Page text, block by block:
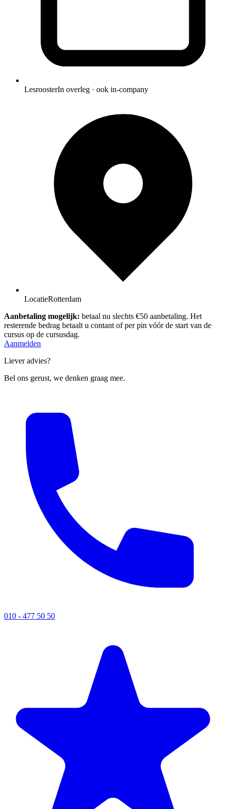
LesroosterIn overleg · ook in-company
LocatieRotterdam
Aanbetaling mogelijk: betaal nu slechts €50 aanbetaling. Het
resterende bedrag betaalt u contant of per pin vóór de start van de
cursus op de cursusdag.
Aanmelden
Liever advies?
Bel ons gerust, we denken graag mee.
010 - 477 50 50